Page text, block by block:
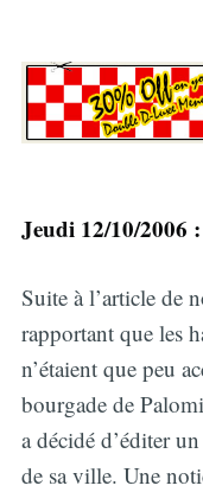
Jeudi 12/10/2006 :
Suite à l’article de
rapportant que les
n’étaient que peu
bourgade de
a décidé d’éditer
de sa ville. Une